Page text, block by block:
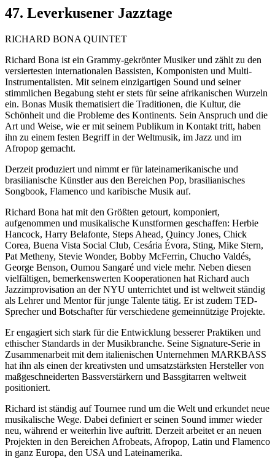
47. Leverkusener Jazztage
RICHARD BONA QUINTET
Richard Bona ist ein Grammy-gekrönter Musiker und zählt zu den
versiertesten internationalen Bassisten, Komponisten und Multi-
Instrumentalisten. Mit seinem einzigartigen Sound und seiner
stimmlichen Begabung steht er stets für seine afrikanischen Wurzeln
ein. Bonas Musik thematisiert die Traditionen, die Kultur, die
Schönheit und die Probleme des Kontinents. Sein Anspruch und die
Art und Weise, wie er mit seinem Publikum in Kontakt tritt, haben
ihn zu einem festen Begriff in der Weltmusik, im Jazz und im
Afropop gemacht.
Derzeit produziert und nimmt er für lateinamerikanische und
brasilianische Künstler aus den Bereichen Pop, brasilianisches
Songbook, Flamenco und karibische Musik auf.
Richard Bona hat mit den Größten getourt, komponiert,
aufgenommen und musikalische Kunstformen geschaffen: Herbie
Hancock, Harry Belafonte, Steps Ahead, Quincy Jones, Chick
Corea, Buena Vista Social Club, Cesária Évora, Sting, Mike Stern,
Pat Metheny, Stevie Wonder, Bobby McFerrin, Chucho Valdés,
George Benson, Oumou Sangaré und viele mehr. Neben diesen
vielfältigen, bemerkenswerten Kooperationen hat Richard auch
Jazzimprovisation an der NYU unterrichtet und ist weltweit ständig
als Lehrer und Mentor für junge Talente tätig. Er ist zudem TED-
Sprecher und Botschafter für verschiedene gemeinnützige Projekte.
Er engagiert sich stark für die Entwicklung besserer Praktiken und
ethischer Standards in der Musikbranche. Seine Signature-Serie in
Zusammenarbeit mit dem italienischen Unternehmen MARKBASS
hat ihn als einen der kreativsten und umsatzstärksten Hersteller von
maßgeschneiderten Bassverstärkern und Bassgitarren weltweit
positioniert.
Richard ist ständig auf Tournee rund um die Welt und erkundet neue
musikalische Wege. Dabei definiert er seinen Sound immer wieder
neu, während er weiterhin live auftritt. Derzeit arbeitet er an neuen
Projekten in den Bereichen Afrobeats, Afropop, Latin und Flamenco
in ganz Europa, den USA und Lateinamerika.